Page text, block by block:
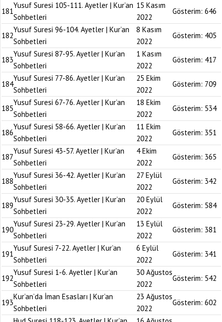
181
Yusuf Suresi 105-111. Ayetler | Kur’an
Sohbetleri
15 Kasım
2022
Gösterim: 646
182
Yusuf Suresi 96-104. Ayetler | Kur’an
Sohbetleri
8 Kasım
2022
Gösterim: 405
183
Yusuf Suresi 87-95. Ayetler | Kur’an
Sohbetleri
1 Kasım
2022
Gösterim: 417
184
Yusuf Suresi 77-86. Ayetler | Kur’an
Sohbetleri
25 Ekim
2022
Gösterim: 709
185
Yusuf Suresi 67-76. Ayetler | Kur’an
Sohbetleri
18 Ekim
2022
Gösterim: 534
186
Yusuf Suresi 58-66. Ayetler | Kur’an
Sohbetleri
11 Ekim
2022
Gösterim: 351
187
Yusuf Suresi 43-57. Ayetler | Kur’an
Sohbetleri
4 Ekim
2022
Gösterim: 365
188
Yusuf Suresi 36-42. Ayetler | Kur’an
Sohbetleri
27 Eylül
2022
Gösterim: 342
189
Yusuf Suresi 30-35. Ayetler | Kur’an
Sohbetleri
20 Eylül
2022
Gösterim: 584
190
Yusuf Suresi 23-29. Ayetler | Kur’an
Sohbetleri
13 Eylül
2022
Gösterim: 381
191
Yusuf Suresi 7-22. Ayetler | Kur’an
Sohbetleri
6 Eylül
2022
Gösterim: 341
192
Yusuf Suresi 1-6. Ayetler | Kur’an
Sohbetleri
30 Ağustos
2022
Gösterim: 542
193
Kur’an’da İman Esasları | Kur’an
Sohbetleri
23 Ağustos
2022
Gösterim: 602